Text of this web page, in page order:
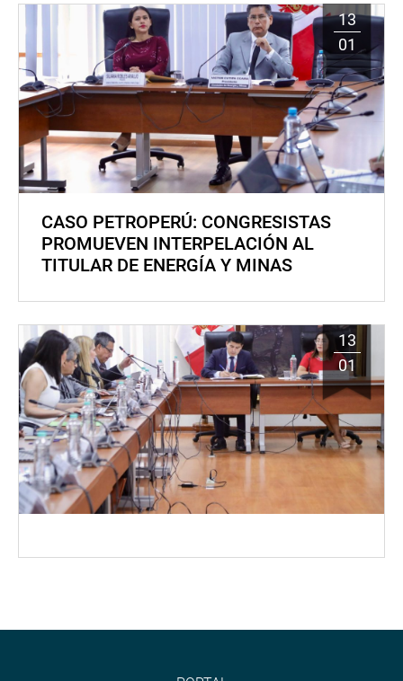
13
01
CASO PETROPERÚ: CONGRESISTAS
PROMUEVEN INTERPELACIÓN AL
TITULAR DE ENERGÍA Y MINAS
13
01